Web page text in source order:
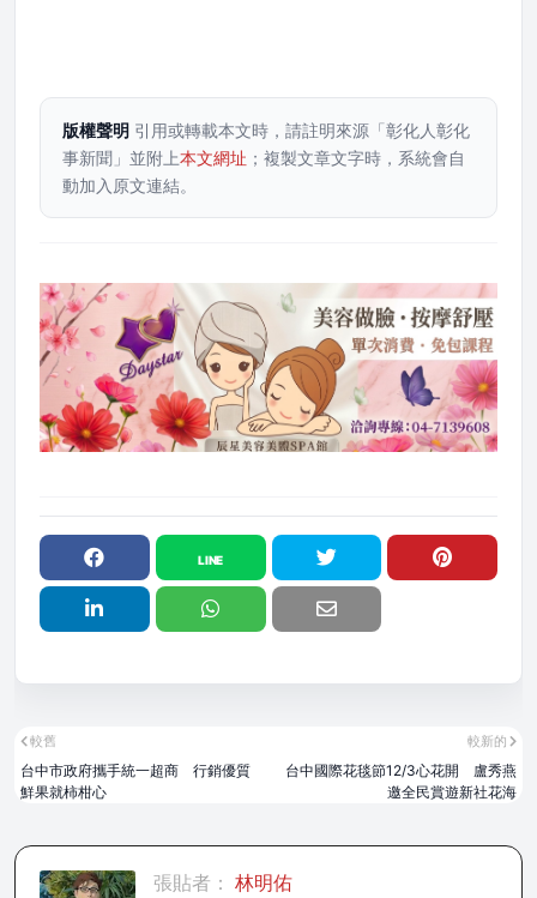
版權聲明 引用或轉載本文時，請註明來源「彰化人彰化
事新聞」並附上本文網址 ；複製文章文字時，系統會自
動加入原文連結。
較新的
台中國際花毯節12/3心花開 盧秀燕
邀全民賞遊新社花海
較舊
台中市政府攜手統一超商 行銷優質
鮮果就柿柑心
張貼者： 林明佑